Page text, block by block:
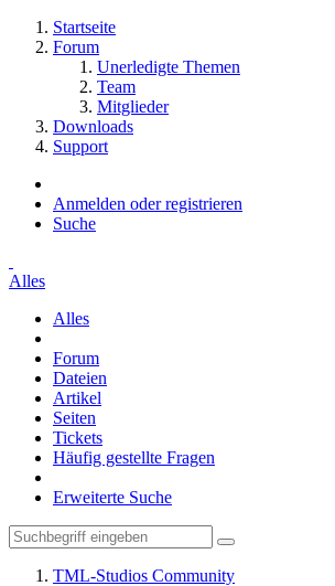
Startseite
Forum
Unerledigte Themen
Team
Mitglieder
Downloads
Support
Anmelden oder registrieren
Suche
Alles
Alles
Forum
Dateien
Artikel
Seiten
Tickets
Häufig gestellte Fragen
Erweiterte Suche
TML-Studios Community